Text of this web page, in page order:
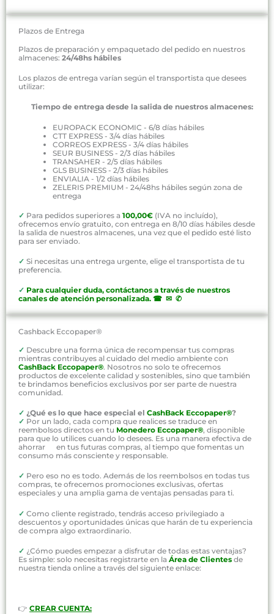
Plazos de Entrega
Plazos de preparación y empaquetado del pedido en nuestros
almacenes: 24/48hs hábiles
Los plazos de entrega varían según el transportista que desees
utilizar:
Tiempo de entrega desde la salida de nuestros almacenes:
EUROPACK ECONOMIC - 6/8 días hábiles
CTT EXPRESS - 3/4 días hábiles
CORREOS EXPRESS - 3/4 días hábiles
SEUR BUSINESS - 2/3 días hábiles
TRANSAHER - 2/5 días hábiles
GLS BUSINESS - 2/3 días hábiles
ENVIALIA - 1/2 días hábiles
ZELERIS PREMIUM - 24/48hs hábiles según zona de
entrega
✓ Para pedidos superiores a 100,00€ (IVA no incluído),
ofrecemos envío gratuito, con entrega en 8/10 días hábiles desde
la salida de nuestros almacenes, una vez que el pedido esté listo
para ser enviado.
✓ Si necesitas una entrega urgente, elige el transportista de tu
preferencia.
✓ Para cualquier duda, contáctanos a través de nuestros
canales de atención personalizada. ☎ ✉ ✆
Cashback Eccopaper®
✓ Descubre una forma única de recompensar tus compras
mientras contribuyes al cuidado del medio ambiente con
CashBack Eccopaper®. Nosotros no solo te ofrecemos
productos de excelente calidad y sostenibles, sino que también
te brindamos beneficios exclusivos por ser parte de nuestra
comunidad.
✓ ¿Qué es lo que hace especial el CashBack Eccopaper®?
✓ Por un lado, cada compra que realices se traduce en
reembolsos directos en tu Monedero Eccopaper®, disponible
para que lo utilices cuando lo desees. Es una manera efectiva de
ahorrar en tus futuras compras, al tiempo que fomentas un
consumo más consciente y responsable.
✓ Pero eso no es todo. Además de los reembolsos en todas tus
compras, te ofrecemos promociones exclusivas, ofertas
especiales y una amplia gama de ventajas pensadas para ti.
✓ Como cliente registrado, tendrás acceso privilegiado a
descuentos y oportunidades únicas que harán de tu experiencia
de compra algo extraordinario.
✓ ¿Cómo puedes empezar a disfrutar de todas estas ventajas?
Es simple: solo necesitas registrarte en la Área de Clientes de
nuestra tienda online a través del siguiente enlace:
👉 CREAR CUENTA: